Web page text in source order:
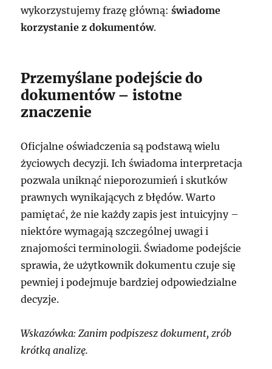
wykorzystujemy frazę główną:świadome
korzystanie z dokumentów.
Przemyślane podejście do
dokumentów – istotne
znaczenie
Oficjalne oświadczenia są podstawą wielu
życiowych decyzji. Ich świadoma interpretacja
pozwala uniknąć nieporozumień i skutków
prawnych wynikających z błędów. Warto
pamiętać, że nie każdy zapis jest intuicyjny –
niektóre wymagają szczególnej uwagi i
znajomości terminologii. Świadome podejście
sprawia, że użytkownik dokumentu czuje się
pewniej i podejmuje bardziej odpowiedzialne
decyzje.
Wskazówka: Zanim podpiszesz dokument, zrób
krótką analizę.